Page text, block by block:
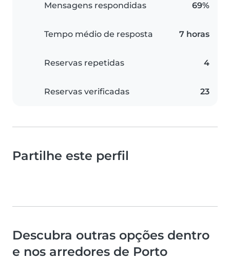
Mensagens respondidas 69%
Tempo médio de resposta 7 horas
Reservas repetidas 4
Reservas verificadas 23
Partilhe este perfil
Descubra outras opções dentro
e nos arredores de Porto